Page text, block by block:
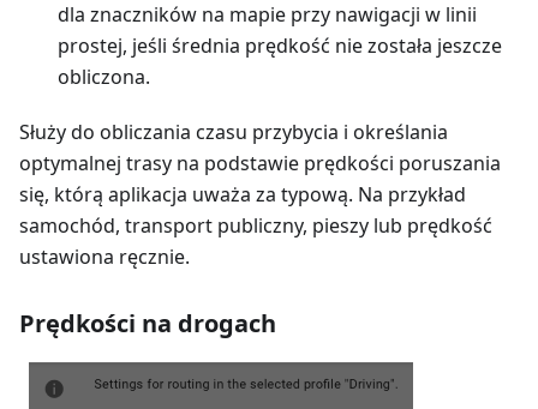
dla znaczników na mapie przy nawigacji w linii
prostej, jeśli średnia prędkość nie została jeszcze
obliczona.
Służy do obliczania czasu przybycia i określania
optymalnej trasy na podstawie prędkości poruszania
się, którą aplikacja uważa za typową. Na przykład
samochód, transport publiczny, pieszy lub prędkość
ustawiona ręcznie.
Prędkości na drogach